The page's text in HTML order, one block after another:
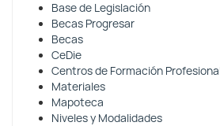
Base de Legislación
Becas Progresar
Becas
CeDie
Centros de Formación
Materiales
Mapoteca
Niveles y Modalidades